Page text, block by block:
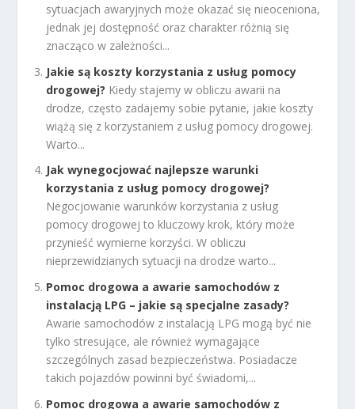
sytuacjach awaryjnych może okazać się nieoceniona,
jednak jej dostępność oraz charakter różnią się
znacząco w zależności...
Jakie są koszty korzystania z usług pomocy
drogowej? Kiedy stajemy w obliczu awarii na
drodze, często zadajemy sobie pytanie, jakie koszty
wiążą się z korzystaniem z usług pomocy drogowej.
Warto...
Jak wynegocjować najlepsze warunki
korzystania z usług pomocy drogowej?
Negocjowanie warunków korzystania z usług
pomocy drogowej to kluczowy krok, który może
przynieść wymierne korzyści. W obliczu
nieprzewidzianych sytuacji na drodze warto...
Pomoc drogowa a awarie samochodów z
instalacją LPG – jakie są specjalne zasady?
Awarie samochodów z instalacją LPG mogą być nie
tylko stresujące, ale również wymagające
szczególnych zasad bezpieczeństwa. Posiadacze
takich pojazdów powinni być świadomi,...
Pomoc drogowa a awarie samochodów z